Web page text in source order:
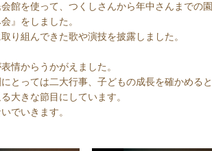
館を使って、つくしさんから年中さんまでの園
』をしました。
り組んできた歌や演技を披露しました。
情からうかがえました。
とっては二大行事、子どもの成長を確かめると
大きな節目にしています。
でいきます。